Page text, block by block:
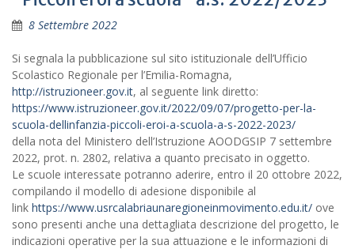
8 Settembre 2022
Si segnala la pubblicazione sul sito istituzionale dell’Ufficio
Scolastico Regionale per l’Emilia-Romagna,
http://istruzioneer.gov.it, al seguente link diretto:
https://www.istruzioneer.gov.it/2022/09/07/progetto-per-la-
scuola-dellinfanzia-piccoli-eroi-a-scuola-a-s-2022-2023/
della nota del Ministero dell’Istruzione AOODGSIP 7 settembre
2022, prot. n. 2802, relativa a quanto precisato in oggetto.
Le scuole interessate potranno aderire, entro il 20 ottobre 2022,
compilando il modello di adesione disponibile al
link https://www.usrcalabriaunaregioneinmovimento.edu.it/ ove
sono presenti anche una dettagliata descrizione del progetto, le
indicazioni operative per la sua attuazione e le informazioni di